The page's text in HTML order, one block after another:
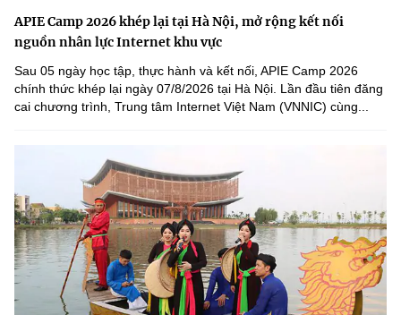
APIE Camp 2026 khép lại tại Hà Nội, mở rộng kết nối
nguồn nhân lực Internet khu vực
Sau 05 ngày học tập, thực hành và kết nối, APIE Camp 2026
chính thức khép lại ngày 07/8/2026 tại Hà Nội. Lần đầu tiên đăng
cai chương trình, Trung tâm Internet Việt Nam (VNNIC) cùng...